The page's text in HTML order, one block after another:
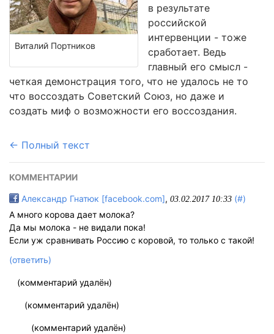
Виталий Портников
в результате
российской
интервенции - тоже
сработает. Ведь
главный его смысл -
четкая демонстрация того, что не удалось не то
что воссоздать Советский Союз, но даже и
создать миф о возможности его воссоздания.
← Полный текст
КОММЕНТАРИИ
Александр Гнатюк [facebook.com], 03.02.2017 10:33 (#)
А много корова дает молока?
Да мы молока - не видали пока!
Если уж сравнивать Россию с коровой, то только с такой!
(ответить)
(комментарий удалён)
(комментарий удалён)
(комментарий удалён)